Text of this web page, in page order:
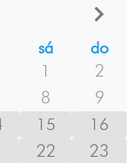
sá
do
1
2
8
9
15
16
22
23